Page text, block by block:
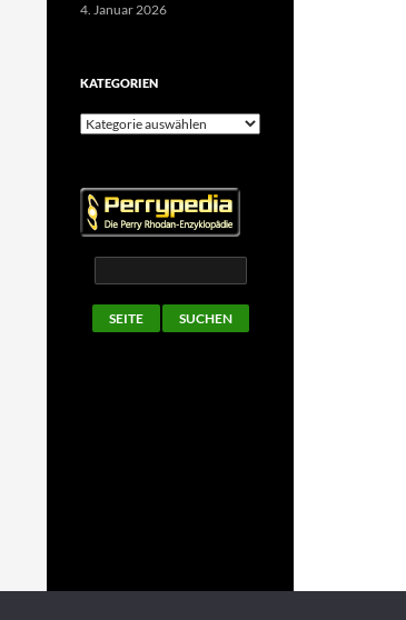
4. Januar 2026
KATEGORIEN
Kategorien